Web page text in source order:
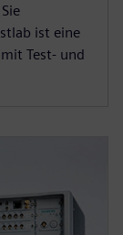
ist eine
Test- und